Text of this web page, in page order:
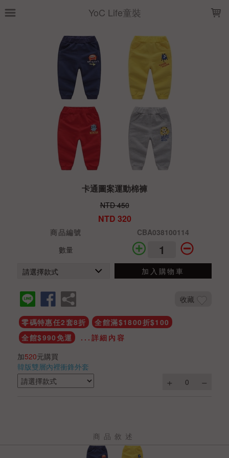
YoC Life童裝
卡通圖案運動棉褲
NTD 450
NTD 320
商品編號
CBA038100114
數量
加入購物車
收藏
零碼特惠任2套8折
全館滿$1800折$100
全館$990免運
...詳細內容
加520元購買
韓版雙層內裡衝鋒外套
商品敘述